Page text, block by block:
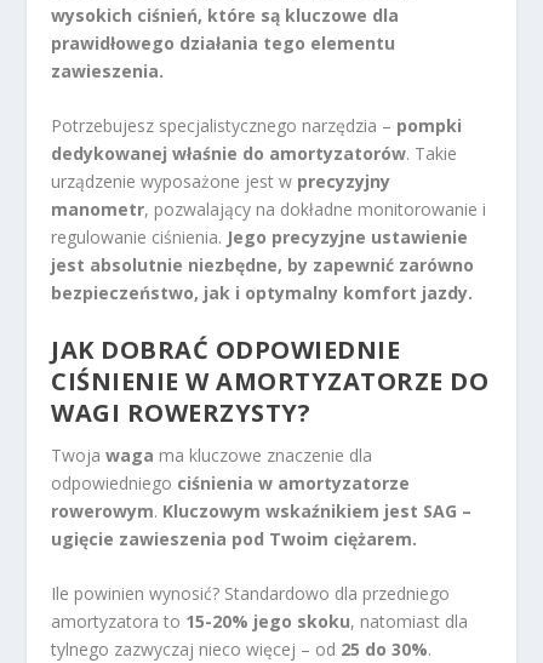
wysokich ciśnień, które są kluczowe dla
prawidłowego działania tego elementu
zawieszenia.
Potrzebujesz specjalistycznego narzędzia – pompki
dedykowanej właśnie do amortyzatorów. Takie
urządzenie wyposażone jest w precyzyjny
manometr, pozwalający na dokładne monitorowanie i
regulowanie ciśnienia. Jego precyzyjne ustawienie
jest absolutnie niezbędne, by zapewnić zarówno
bezpieczeństwo, jak i optymalny komfort jazdy.
JAK DOBRAĆ ODPOWIEDNIE
CIŚNIENIE W AMORTYZATORZE DO
WAGI ROWERZYSTY?
Twojawaga ma kluczowe znaczenie dla
odpowiedniego ciśnienia w amortyzatorze
rowerowym. Kluczowym wskaźnikiem jest SAG –
ugięcie zawieszenia pod Twoim ciężarem.
Ile powinien wynosić? Standardowo dla przedniego
amortyzatora to 15-20% jego skoku, natomiast dla
tylnego zazwyczaj nieco więcej – od 25 do 30%.